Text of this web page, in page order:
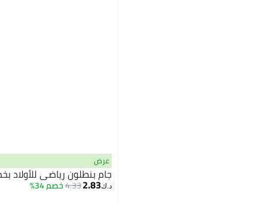
عرض
جام بنطلون رياضي
د.ك‏2.83
4.33خصم 34%